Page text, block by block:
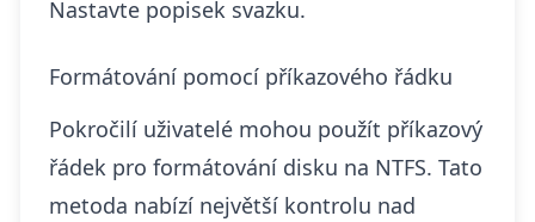
Nastavte popisek svazku.
Formátování pomocí příkazového řádku
Pokročilí uživatelé mohou použít příkazový
řádek pro formátování disku na NTFS. Tato
metoda nabízí největší kontrolu nad